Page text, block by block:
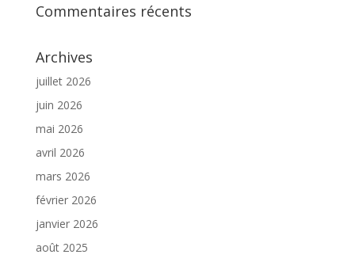
Commentaires récents
Archives
juillet 2026
juin 2026
mai 2026
avril 2026
mars 2026
février 2026
janvier 2026
août 2025